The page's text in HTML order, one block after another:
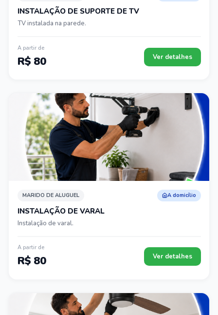
INSTALAÇÃO DE SUPORTE DE TV
TV instalada na parede.
A partir de
R$ 80 Ver detalhes
MARIDO DE ALUGUEL A domicílio
INSTALAÇÃO DE VARAL
Instalação de varal.
A partir de
R$ 80 Ver detalhes